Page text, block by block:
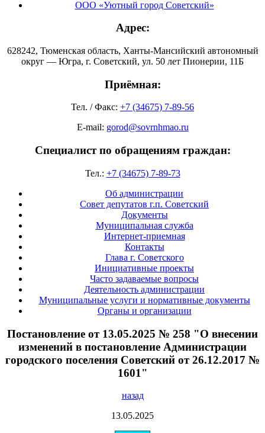
ООО «Уютный город Советский»
Адрес:
628242, Тюменская область, Ханты-Мансийский автономный
округ — Югра, г. Советский, ул. 50 лет Пионерии, 11Б
Приёмная:
Тел. / Факс: +7 (34675) 7-89-56
E-mail: gorod@sovrnhmao.ru
Специалист по обращениям граждан:
Тел.: +7 (34675) 7-89-73
Об администрации
Совет депутатов г.п. Советский
Документы
Муниципальная служба
Интернет-приемная
Контакты
Глава г. Советского
Инициативные проекты
Часто задаваемые вопросы
Деятельность администрации
Муниципальные услуги и нормативные документы
Органы и организации
Постановление от 13.05.2025 № 258 "О внесении
изменений в постановление Администрации
городского поселения Советский от 26.12.2017 №
1601"
назад
13.05.2025